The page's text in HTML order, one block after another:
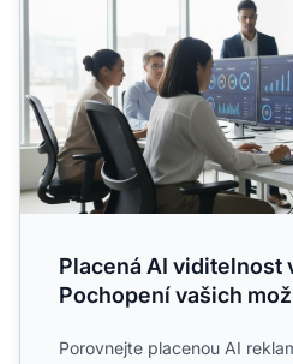
Placená AI viditelnost
Pochopení vašich
Porovnejte placenou AI